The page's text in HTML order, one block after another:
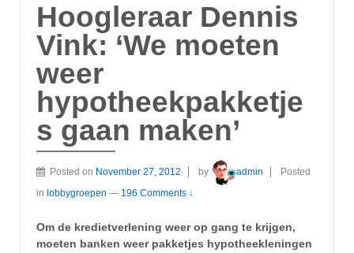
Hoogleraar Dennis
Vink: ‘We moeten
weer
hypotheekpakketje
s gaan maken’
Posted on November 27, 2012 by admin
Posted
in lobbygroepen — 196 Comments ↓
Om de kredietverlening weer op gang te krijgen,
moeten banken weer pakketjes hypotheekleningen